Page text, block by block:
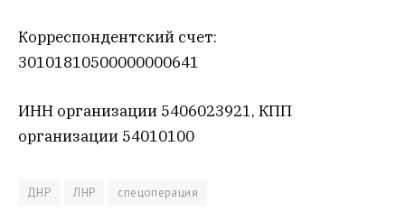
Корреспондентский счет:
30101810500000000641
ИНН организации 5406023921, КПП
организации 54010100
ДНР ЛНР спецоперация